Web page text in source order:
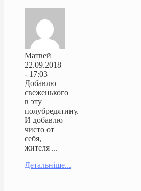
Матвей
22.09.2018
- 17:03
Добавлю
свеженького
в эту
полубредятину.
И добавлю
чисто от
себя,
жителя ...
Детальніше...